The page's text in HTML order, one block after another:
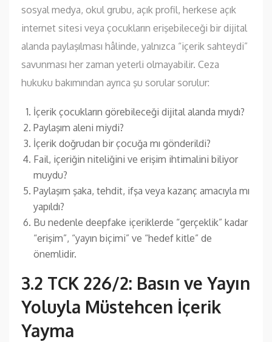
sosyal medya, okul grubu, açık profil, herkese açık
internet sitesi veya çocukların erişebileceği bir dijital
alanda paylaşılması hâlinde, yalnızca “içerik sahteydi”
savunması her zaman yeterli olmayabilir. Ceza
hukuku bakımından ayrıca şu sorular sorulur:
İçerik çocukların görebileceği dijital alanda mıydı?
Paylaşım aleni miydi?
İçerik doğrudan bir çocuğa mı gönderildi?
Fail, içeriğin niteliğini ve erişim ihtimalini biliyor
muydu?
Paylaşım şaka, tehdit, ifşa veya kazanç amacıyla mı
yapıldı?
Bu nedenle deepfake içeriklerde “gerçeklik” kadar
“erişim”, “yayın biçimi” ve “hedef kitle” de
önemlidir.
3.2 TCK 226/2: Basın ve Yayın
Yoluyla Müstehcen İçerik
Yayma